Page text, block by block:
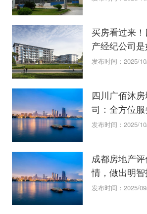
买房看过来
产经纪公司
值的？
发布时间：2025/
四川广佰沐
司：全方位
业梦想！
发布时间：2025/
成都房地产
情，做出明智
发布时间：2025/